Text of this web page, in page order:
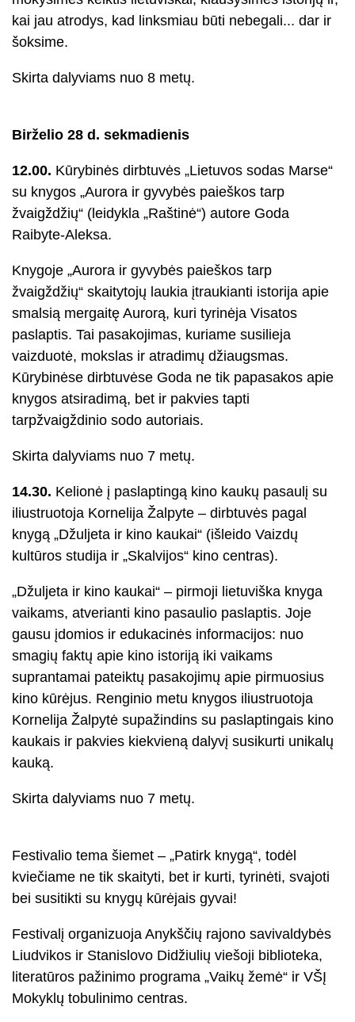
kai jau atrodys, kad linksmiau būti nebegali... dar ir
šoksime.
Skirta dalyviams nuo 8 metų.
Birželio 28 d. sekmadienis
12.00. Kūrybinės dirbtuvės „Lietuvos sodas Marse“
su knygos „Aurora ir gyvybės paieškos tarp
žvaigždžių“ (leidykla „Raštinė“) autore Goda
Raibyte-Aleksa.
Knygoje „Aurora ir gyvybės paieškos tarp
žvaigždžių“ skaitytojų laukia įtraukianti istorija apie
smalsią mergaitę Aurorą, kuri tyrinėja Visatos
paslaptis. Tai pasakojimas, kuriame susilieja
vaizduotė, mokslas ir atradimų džiaugsmas.
Kūrybinėse dirbtuvėse Goda ne tik papasakos apie
knygos atsiradimą, bet ir pakvies tapti
tarpžvaigždinio sodo autoriais.
Skirta dalyviams nuo 7 metų.
14.30. Kelionė į paslaptingą kino kaukų pasaulį su
iliustruotoja Kornelija Žalpyte – dirbtuvės pagal
knygą „Džuljeta ir kino kaukai“ (išleido Vaizdų
kultūros studija ir „Skalvijos“ kino centras).
„Džuljeta ir kino kaukai“ – pirmoji lietuviška knyga
vaikams, atverianti kino pasaulio paslaptis. Joje
gausu įdomios ir edukacinės informacijos: nuo
smagių faktų apie kino istoriją iki vaikams
suprantamai pateiktų pasakojimų apie pirmuosius
kino kūrėjus. Renginio metu knygos iliustruotoja
Kornelija Žalpytė supažindins su paslaptingais kino
kaukais ir pakvies kiekvieną dalyvį susikurti unikalų
kauką.
Skirta dalyviams nuo 7 metų.
Festivalio tema šiemet – „Patirk knygą“, todėl
kviečiame ne tik skaityti, bet ir kurti, tyrinėti, svajoti
bei susitikti su knygų kūrėjais gyvai!
Festivalį organizuoja Anykščių rajono savivaldybės
Liudvikos ir Stanislovo Didžiulių viešoji biblioteka,
literatūros pažinimo programa „Vaikų žemė“ ir VŠĮ
Mokyklų tobulinimo centras.